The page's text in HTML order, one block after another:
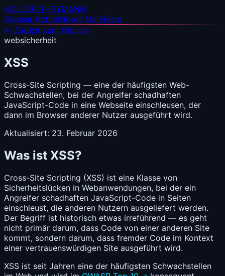
HOLGER_THEYMANN
Glossar ActionNotes Manifesto
← Zurück zum Glossar
websicherheit
XSS
Cross-Site Scripting — eine der häufigsten Web-
Schwachstellen, bei der Angreifer schadhaften
JavaScript-Code in eine Webseite einschleusen, der
dann im Browser anderer Nutzer ausgeführt wird.
Aktualisiert: 23. Februar 2026
Was ist XSS?
Cross-Site Scripting (XSS) ist eine Klasse von
Sicherheitslücken in Webanwendungen, bei der ein
Angreifer schadhaften JavaScript-Code in Seiten
einschleust, die anderen Nutzern ausgeliefert werden.
Der Begriff ist historisch etwas irreführend — es geht
nicht primär darum, dass Code von einer anderen Site
kommt, sondern darum, dass fremder Code im Kontext
einer vertrauenswürdigen Site ausgeführt wird.
XSS ist seit Jahren eine der häufigsten Schwachstellen